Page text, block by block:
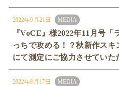
2022年9月21日 MEDIA
『VoCE』様2022年11月号
っちで攻める！？秋新作スキ
にて測定にご協力させていた
2022年8月17日 MEDIA